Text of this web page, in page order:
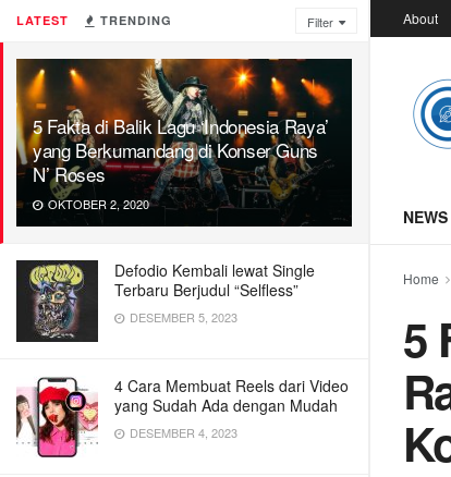
LATEST TRENDING Filter
5 Fakta di Balik Lagu ‘Indonesia Raya’
yang Berkumandang di Konser Guns
N’ Roses
OKTOBER 2, 2020
Defodio Kembali lewat Single
Terbaru Berjudul “Selfless”
DESEMBER 5, 2023
4 Cara Membuat Reels dari Video
yang Sudah Ada dengan Mudah
DESEMBER 4, 2023
About
NEWS
Home
5